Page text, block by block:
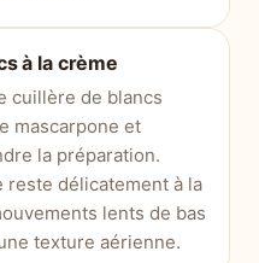
à la crème
cuillère de blancs
mascarpone et
la préparation.
délicatement à la
lents de bas
texture aérienne.